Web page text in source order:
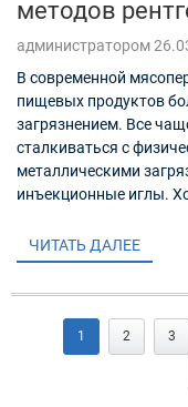
методов
администратором
В современной
пищевых продуктов
загрязнением. Все
сталкиваться с
металлическими
инъекционные иглы.
опасности...
ЧИТАТЬ ДАЛЕЕ
1 2 3